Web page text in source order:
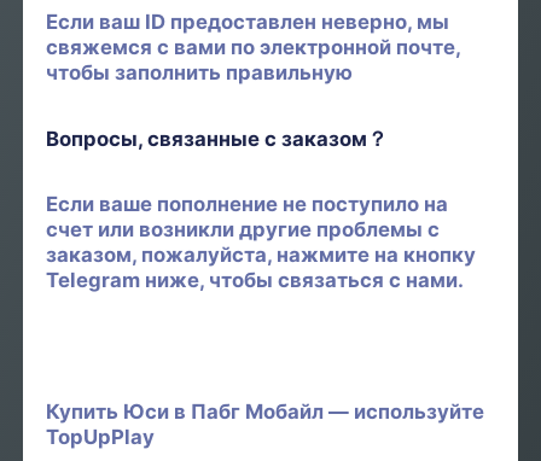
Если ваш ID предоставлен неверно, мы
свяжемся с вами по электронной почте,
чтобы заполнить правильную
Вопросы, связанные с заказом？
Если ваше пополнение не поступило на
счет или возникли другие проблемы с
заказом, пожалуйста, нажмите на кнопку
Telegram ниже, чтобы связаться с нами.
Купить Юси в Пабг Мобайл — используйте
TopUpPlay